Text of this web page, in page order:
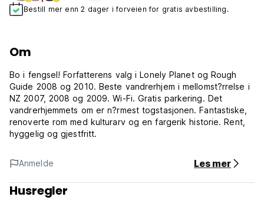
Bestill mer enn 2 dager i forveien for gratis avbestilling.
Om
Bo i fengsel! Forfatterens valg i Lonely Planet og Rough
Guide 2008 og 2010. Beste vandrerhjem i mellomst?rrelse i
NZ 2007, 2008 og 2009. Wi-Fi. Gratis parkering. Det
vandrerhjemmets om er n?rmest togstasjonen. Fantastiske,
renoverte rom med kulturarv og en fargerik historie. Rent,
hyggelig og gjestfritt.
Anmelde Les mer
Husregler